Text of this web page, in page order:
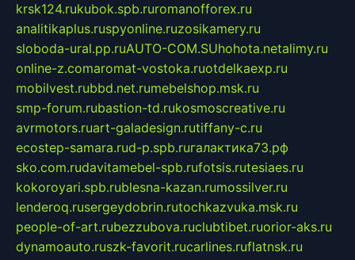
krsk124.rukubok.spb.ruromanofforex.ru
analitikaplus.ruspyonline.ruzosikamery.ru
sloboda-ural.pp.ruAUTO-COM.SUhohota.netalimy.ru
online-z.comaromat-vostoka.ruotdelkaexp.ru
mobilvest.rubbd.net.rumebelshop.msk.ru
smp-forum.rubastion-td.rukosmoscreative.ru
avrmotors.ruart-galadesign.rutiffany-c.ru
ecostep-samara.rud-p.spb.ruгалактика73.рф
sko.com.rudavitamebel-spb.rufotsis.rutesiaes.ru
kokoroyari.spb.rublesna-kazan.rumossilver.ru
lenderoq.rusergeydobrin.rutochkazvuka.msk.ru
people-of-art.rubezzubova.ruclubtibet.ruorior-aks.ru
dynamoauto.ruszk-favorit.rucarlines.ruflatnsk.ru